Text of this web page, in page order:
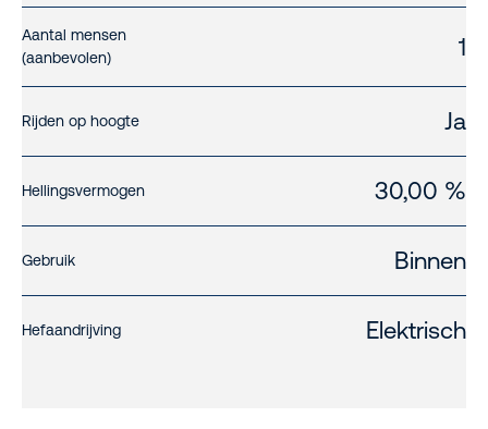
Aantal mensen
(aanbevolen)
1
Rijden op hoogte Ja
Hellingsvermogen 30,00 %
Gebruik Binnen
Hefaandrijving Elektrisch